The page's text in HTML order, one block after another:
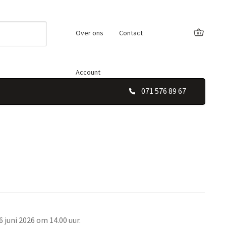
Over ons Contact
Account
071 576 89 67
2026 om 14.00 uur.